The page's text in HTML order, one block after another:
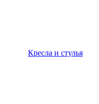
Кресла и стулья